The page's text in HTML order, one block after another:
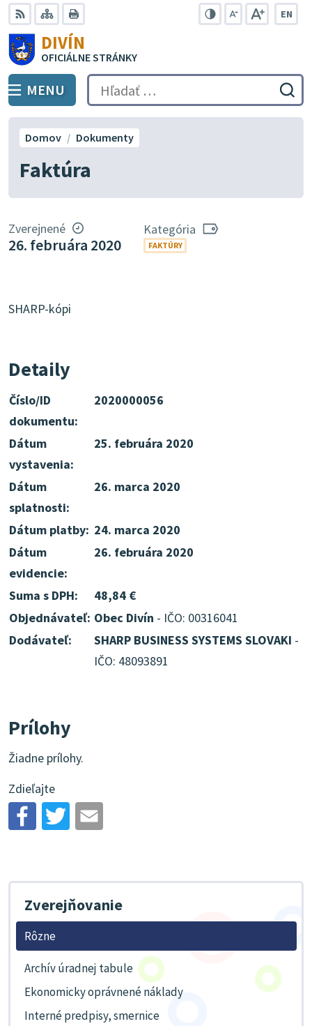
Preskočiť
na
obsah
RSS Mapa
EN
DIVÍN
OFICIÁLNE STRÁNKY
PREPNÚŤ
MENU Hľadať:
Faktúra
Domov Dokumenty
Zverejnené
26. februára 2020
Kategória
FAKTÚRY
SHARP-kópi
Detaily
Číslo/ID
dokumentu:
2020000056
Dátum
vystavenia:
25. februára 2020
Dátum
splatnosti:
26. marca 2020
Dátum platby: 24. marca 2020
Dátum
evidencie:
26. februára 2020
Suma s DPH:
48,84 €
Objednávateľ: Obec Divín - IČO: 00316041
Dodávateľ:
SHARP BUSINESS SYSTEMS SLOVAKI -
IČO: 48093891
Prílohy
Žiadne prílohy.
Zdieľajte
Zverejňovanie
Rôzne
Archív úradnej tabule
Ekonomicky oprávnené náklady
Interné predpisy, smernice